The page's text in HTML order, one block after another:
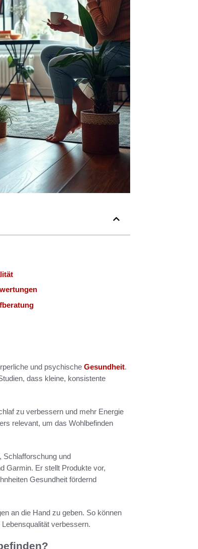
und psychische Gesundheit.
dass kleine, konsistente
zu verbessern und mehr Energie
relevant, um das Wohlbefinden
Schlafforschung und
Garmin. Er stellt Produkte vor,
Gesundheit fördernd
an die Hand zu geben. So können
verbessern.